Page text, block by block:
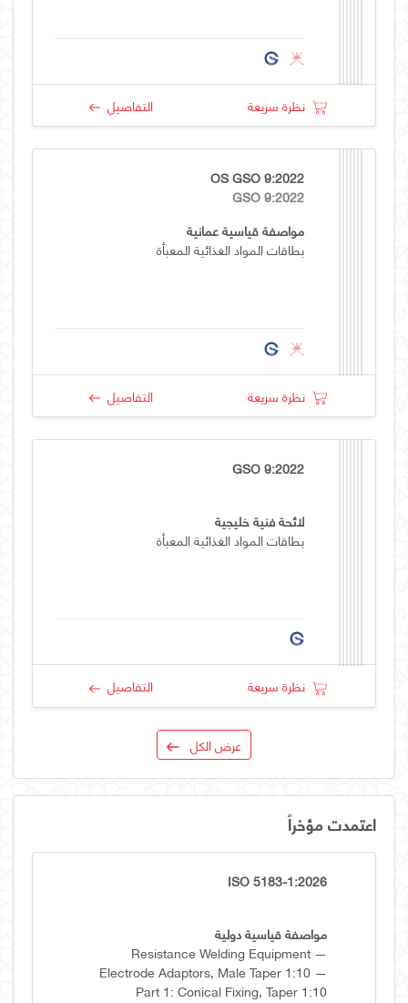
نظرة سريعة التفاصيل
OS GSO 9:2022
GSO 9:2022
مواصفة قياسية عمانية
بطاقات المواد الغذائية المعبأة
نظرة سريعة التفاصيل
GSO 9:2022
لائحة فنية خليجية
بطاقات المواد الغذائية المعبأة
نظرة سريعة التفاصيل
عرض الكل
اعتمدت مؤخراً
ISO 5183-1:2026
مواصفة قياسية دولية
Resistance Welding Equipment —
Electrode Adaptors, Male Taper 1:10 —
Part 1: Conical Fixing, Taper 1:10